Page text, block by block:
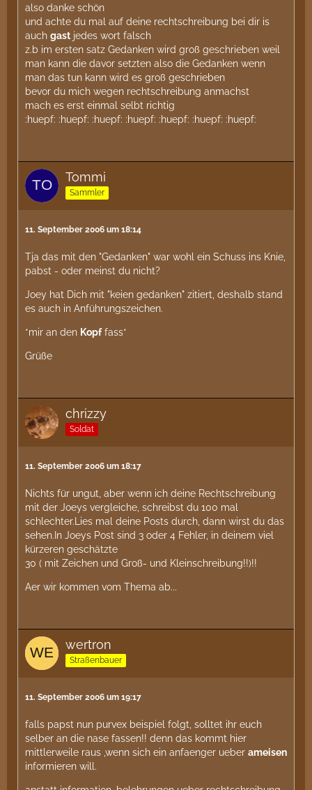
also danke schön
und achte du mal auf deine rechtschreibung bei dir is
auch gast jedes wort falsch
z.b im ersten satz Gedanken wird groß geschrieben weil
man kann die davor setzten also die Gedanken wenn
man das tun kann wird es groß geschrieben
bevor du mich wegen rechtschreibung anmachst
mach es erst einmal selbt richtig
:huepf: :huepf: :huepf: :huepf: :huepf: :huepf: :huepf:
Tommi
Sammler
11. September 2006 um 18:14
Tja das mit den "Gedanken" war wohl ein Schuss ins Knie,
pabst - oder meinst du nicht?
Joey hat Dich mit "keien gedanken" zitiert, deshalb stand
es auch in Anführungszeichen.
*mir an den Kopffass*
Grüße
chrizzy
Soldat
11. September 2006 um 18:17
Nichts für ungut, aber wenn ich deine Rechtschreibung
mit der Joeys vergleiche, schreibst du 100 mal
schlechter.Lies mal deine Posts durch, dann wirst du das
sehen.In Joeys Post sind 3 oder 4 Fehler, in deinem viel
kürzeren geschätzte
30 ( mit Zeichen und Groß- und Kleinschreibung!!)!!
Aer wir kommen vom Thema ab...
wertron
Straßenbauer
11. September 2006 um 19:17
falls papst nun purvex beispiel folgt, solltet ihr euch
selber an die nase fassen!! denn das kommt hier
mittlerweile raus ,wenn sich ein anfaenger ueber ameisen
informieren will.